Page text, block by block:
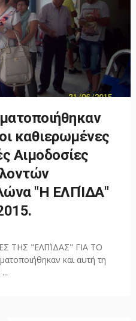
καθιερωμένες
Αιμοδοσίες
"Η ΕΛΠΊΔΑ"
ΤΗΣ "ΕΛΠΊΔΑΣ" ΓΙΑ ΤΟ
και αυτή τη